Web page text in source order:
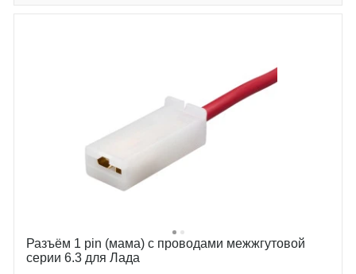
gaz
getz
Разъём 1 pin (мама) с проводами межжгутовой
серии 6.3 для Лада